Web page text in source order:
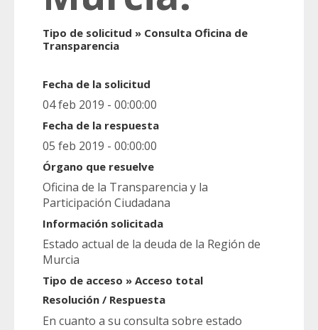
Tipo de solicitud » Consulta Oficina de
Transparencia
Fecha de la solicitud
04 feb 2019 - 00:00:00
Fecha de la respuesta
05 feb 2019 - 00:00:00
Órgano que resuelve
Oficina de la Transparencia y la
Participación Ciudadana
Información solicitada
Estado actual de la deuda de la Región de
Murcia
Tipo de acceso » Acceso total
Resolución / Respuesta
En cuanto a su consulta sobre estado